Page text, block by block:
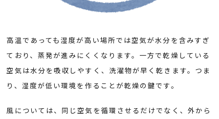
高温であっても湿度が高い場所では空気が水分を含みすぎ
ており、蒸発が進みにくくなります。一方で乾燥している
空気は水分を吸収しやすく、洗濯物が早く乾きます。つま
り、湿度が低い環境を作ることが乾燥の鍵です。
風については、同じ空気を循環させるだけでなく、外から